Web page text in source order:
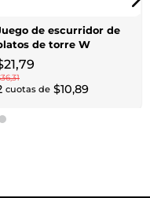
de escurridor de
de torre W
21,79
36,31
cuotas de $10,89